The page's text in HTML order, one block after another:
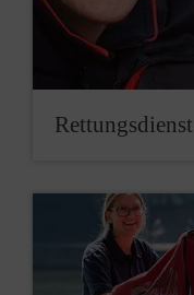
Rettungs­dienst